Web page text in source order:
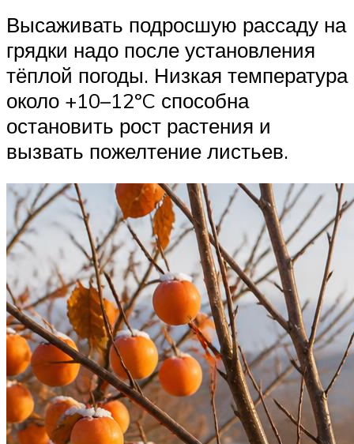
Высаживать подросшую рассаду на
грядки надо после установления
тёплой погоды. Низкая температура
около +10–12ºC способна
остановить рост растения и
вызвать пожелтение листьев.